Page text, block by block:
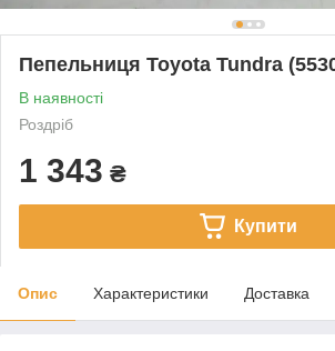
Пепельниця Toyota Tundra
В наявності
Роздріб
1 343 ₴
Купити
Опис Характеристики Доставка